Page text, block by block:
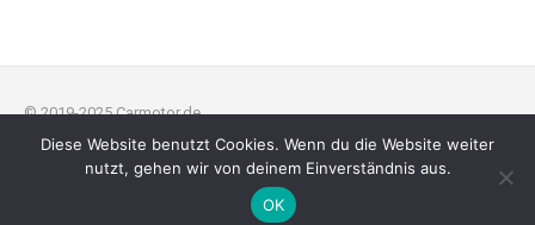
© 2019-2025 Carmotor.de
AGB Datenschutzerklärung FAQ Kontakt Impressum
News
Pressemitteilung veröffentlichen
Diese Website benutzt Cookies. Wenn du die Website weiter
nutzt, gehen wir von deinem Einverständnis aus.
OK